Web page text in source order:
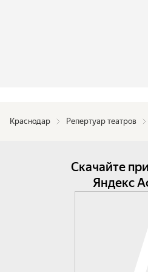
Краснодар Репертуар театров
Скачайте
Яндекс